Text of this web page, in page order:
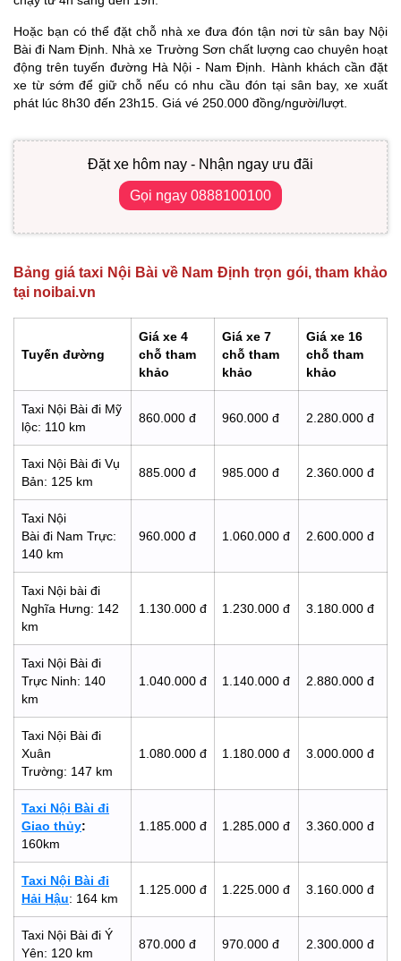
Hoặc bạn có thể đặt chỗ nhà xe đưa đón tận nơi từ sân bay Nội
Bài đi Nam Định. Nhà xe Trường Sơn chất lượng cao chuyên hoạt
động trên tuyến đường Hà Nội - Nam Định. Hành khách cần đặt
xe từ sớm để giữ chỗ nếu có nhu cầu đón tại sân bay, xe xuất
phát lúc 8h30 đến 23h15. Giá vé 250.000 đồng/người/lượt.
Đặt xe hôm nay - Nhận ngay ưu đãi
Gọi ngay 0888100100
Bảng giá taxi Nội Bài về Nam Định trọn gói, tham khảo
tại noibai.vn
Tuyến đường
Giá xe 4
chỗ tham
khảo
Giá xe 7
chỗ tham
khảo
Giá xe 16
chỗ tham
khảo
Taxi Nội Bài đi Mỹ
lộc: 110 km
860.000 đ 960.000 đ 2.280.000 đ
Taxi Nội Bài đi Vụ
Bản: 125 km
885.000 đ 985.000 đ 2.360.000 đ
Taxi Nội
Bài đi Nam Trực:
140 km
960.000 đ 1.060.000 đ 2.600.000 đ
Taxi Nội bài đi
Nghĩa Hưng: 142
km
1.130.000 đ 1.230.000 đ 3.180.000 đ
Taxi Nội Bài đi
Trực Ninh: 140
km
1.040.000 đ 1.140.000 đ 2.880.000 đ
Taxi Nội Bài đi
Xuân
Trường: 147 km
1.080.000 đ 1.180.000 đ 3.000.000 đ
Taxi Nội Bài đi
Giao thủy:
160km
1.185.000 đ 1.285.000 đ 3.360.000 đ
Taxi Nội Bài đi
Hải Hậu: 164 km
1.125.000 đ 1.225.000 đ 3.160.000 đ
Taxi Nội Bài đi Ý
Yên: 120 km
870.000 đ 970.000 đ 2.300.000 đ